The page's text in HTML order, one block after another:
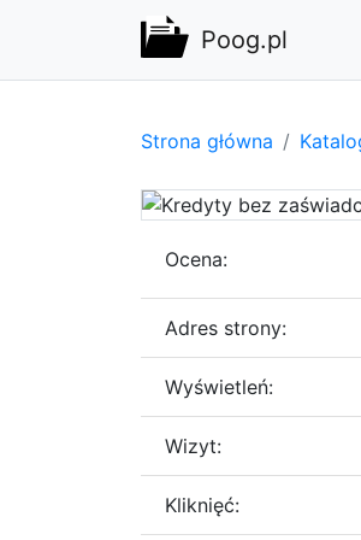
Poog.pl
Strona główna
Ocena:
Adres strony:
Wyświetleń:
Wizyt:
Kliknięć: